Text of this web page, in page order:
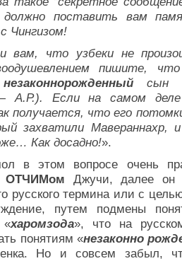
должно поставить вам
Чингизом!
вам, что узбеки не
пишите,
незаконнорожденный сын
А.Р.). Если на самом
получается, что его
захватили Мавераннахр,
Как досадно!».
в этом вопросе очень
Джучи, далее он
русского термина или с
путем подмены
«харомзода», что на
понятиям «незаконно
Но и совсем забыл,